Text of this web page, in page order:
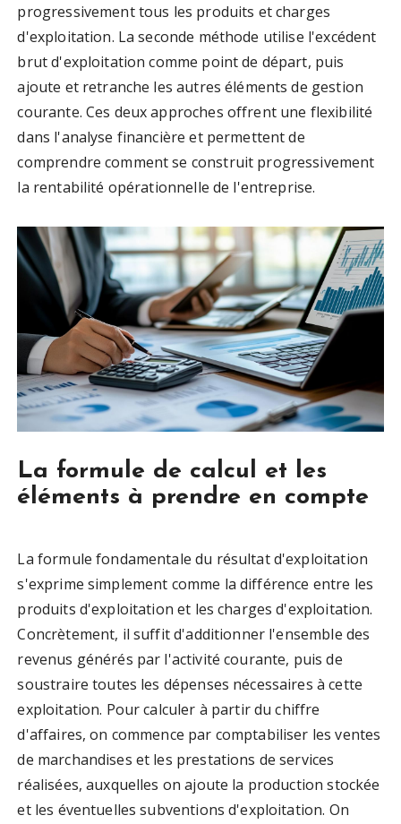
progressivement tous les produits et charges
d'exploitation. La seconde méthode utilise l'excédent
brut d'exploitation comme point de départ, puis
ajoute et retranche les autres éléments de gestion
courante. Ces deux approches offrent une flexibilité
dans l'analyse financière et permettent de
comprendre comment se construit progressivement
la rentabilité opérationnelle de l'entreprise.
La formule de calcul et les
éléments à prendre en compte
La formule fondamentale du résultat d'exploitation
s'exprime simplement comme la différence entre les
produits d'exploitation et les charges d'exploitation.
Concrètement, il suffit d'additionner l'ensemble des
revenus générés par l'activité courante, puis de
soustraire toutes les dépenses nécessaires à cette
exploitation. Pour calculer à partir du chiffre
d'affaires, on commence par comptabiliser les ventes
de marchandises et les prestations de services
réalisées, auxquelles on ajoute la production stockée
et les éventuelles subventions d'exploitation. On